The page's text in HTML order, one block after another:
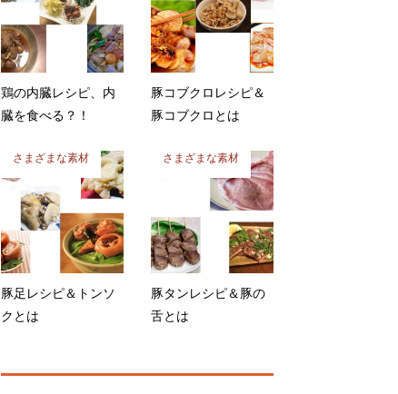
鶏の内臓レシピ、内
臓を食べる？！
豚コブクロレシピ＆
豚コブクロとは
さまざまな素材
豚足レシピ＆トンソ
クとは
さまざまな素材
豚タンレシピ＆豚の
舌とは